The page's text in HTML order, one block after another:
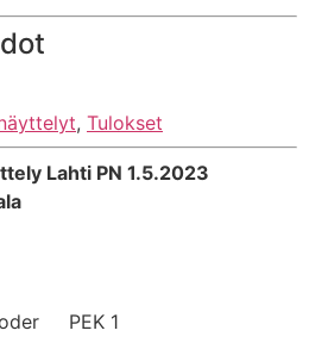
, Tulokset
Lahti PN 1.5.2023
PEK 1